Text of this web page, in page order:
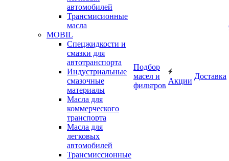
автомобилей
Трансмисионные
масла
MOBIL
Cпецжидкости и
смазки для
автотранспорта
Индустриальные
смазочные
материалы
Масла для
коммерческого
транспорта
Масла для
легковых
автомобилей
Трансмиссионные
Подбор
масел и
фильтров
Акции
Доставка